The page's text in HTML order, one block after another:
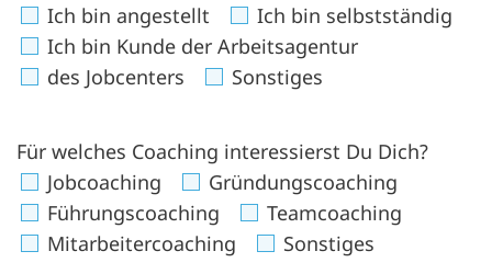
Ich bin angestellt
Ich bin selbstständig
Ich bin Kunde der Arbeitsagentur
des Jobcenters
Sonstiges
Für welches Coaching interessierst Du Dich?
Jobcoaching
Gründungscoaching
Führungscoaching
Teamcoaching
Mitarbeitercoaching
Sonstiges